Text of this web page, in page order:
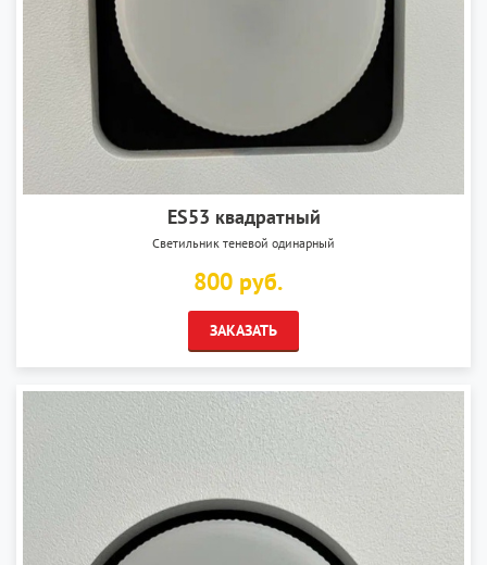
ES53 квадратный
Светильник теневой одинарный
800 руб.
ЗАКАЗАТЬ